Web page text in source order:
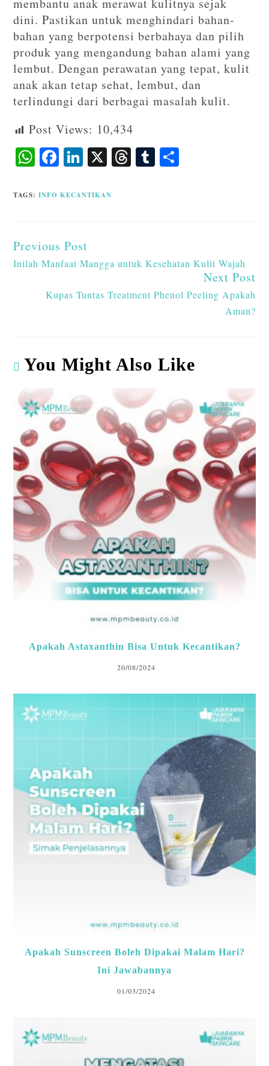
membantu anak merawat kulitnya sejak
dini. Pastikan untuk menghindari bahan-
bahan yang berpotensi berbahaya dan pilih
produk yang mengandung bahan alami yang
lembut. Dengan perawatan yang tepat, kulit
anak akan tetap sehat, lembut, dan
terlindungi dari berbagai masalah kulit.
Post Views: 10,434
W
ts
p
F
eb
k
Li
ke
X T T
TAGS:INFO KECANTIKAN
Previous Post
Inilah Manfaat Mangga untuk Kesehatan Kulit Wajah
Next Post
Kupas Tuntas Treatment Phenol Peeling Apakah
Aman?
You Might Also Like
Apakah Astaxanthin Bisa Untuk Kecantikan?
20/08/2024
Apakah Sunscreen Boleh Dipakai Malam Hari?
Ini Jawabannya
01/03/2024